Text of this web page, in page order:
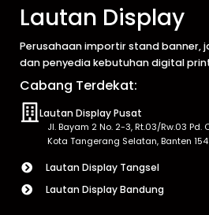
Lautan Display
Perusahaan importir stand banner,
dan penyedia kebutuhan digital
Cabang Terdekat:
Lautan Display Pusat
Jl. Bayam 2 No. 2-3, Rt.03/Rw.03
Kota Tangerang Selatan, Banten
Lautan Display Tangsel
Lautan Display Bandung